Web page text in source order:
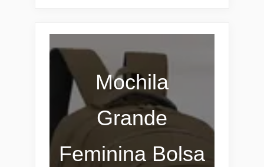
Mochila
Grande
Feminina Bolsa